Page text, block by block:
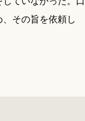
その旨を依頼し